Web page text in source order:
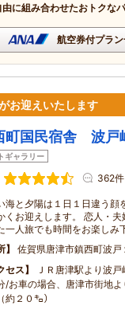
に組み合わせたおトクな
航空券付プラ
お迎えいたします
町国民宿舎 波戸
ギャラリー
362件
海と夕陽は１日１日違う顔
くお迎えします。 恋人・
一人旅でも時間をお楽しみ
佐賀県唐津市鎮西町波戸
セス
ＪＲ唐津駅より波
/お車の場合、唐津市街地
約２０㌔）